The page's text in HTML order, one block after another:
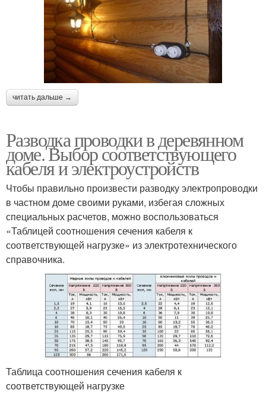
читать дальше →
Разводка проводки в деревянном
доме. Выбор соответствующего
кабеля и электроустройств
Чтобы правильно произвести разводку электропроводки
в частном доме своими руками, избегая сложных
специальных расчетов, можно воспользоваться
«Таблицей соотношения сечения кабеля к
соответствующей нагрузке» из электротехнического
справочника.
Таблица соотношения сечения кабеля к
соответствующей нагрузке